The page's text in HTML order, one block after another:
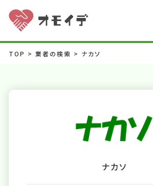
TOP > 業者の検索 > ナカソ
ナカソ